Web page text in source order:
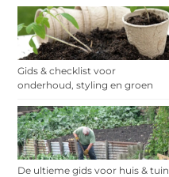
Gids & checklist voor
onderhoud, styling en groen
De ultieme gids voor huis & tuin